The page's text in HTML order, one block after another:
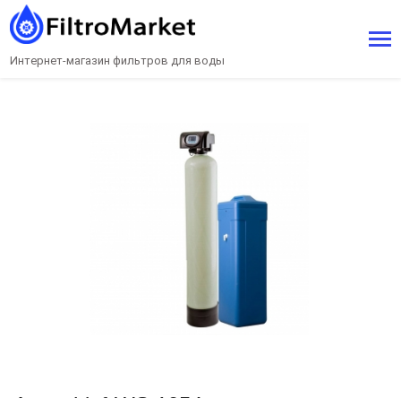
Интернет-магазин фильтров для воды